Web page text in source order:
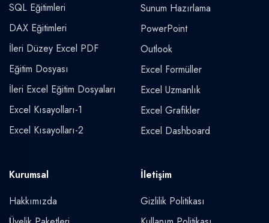
SQL Eğitimleri
DAX Eğitimleri
İleri Düzey Excel PDF
Eğitim Dosyası
İleri Excel Eğitim Dosyaları
Excel Kısayolları-1
Excel Kısayolları-2
Sunum Hazırlama
PowerPoint
Outlook
Excel Formüller
Excel Uzmanlık
Excel Grafikler
Excel Dashboard
Kurumsal
Hakkımızda
İletişim
Gizlilik Politikası